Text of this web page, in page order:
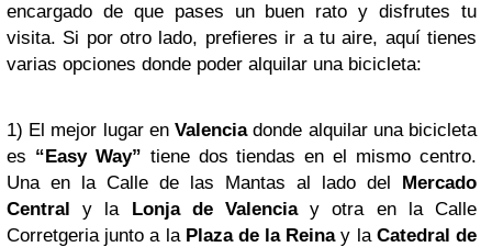
encargado de que pases un buen rato y disfrutes tu
visita. Si por otro lado, prefieres ir a tu aire, aquí tienes
varias opciones donde poder alquilar una bicicleta:
1) El mejor lugar enValenciadonde alquilar una bicicleta
es “Easy Way” tiene dos tiendas en el mismo centro.
Una en la Calle de las Mantas al lado del Mercado
Central y la Lonja de Valenciay otra en la Calle
Corretgeria junto a la Plaza de la Reinay la Catedral de